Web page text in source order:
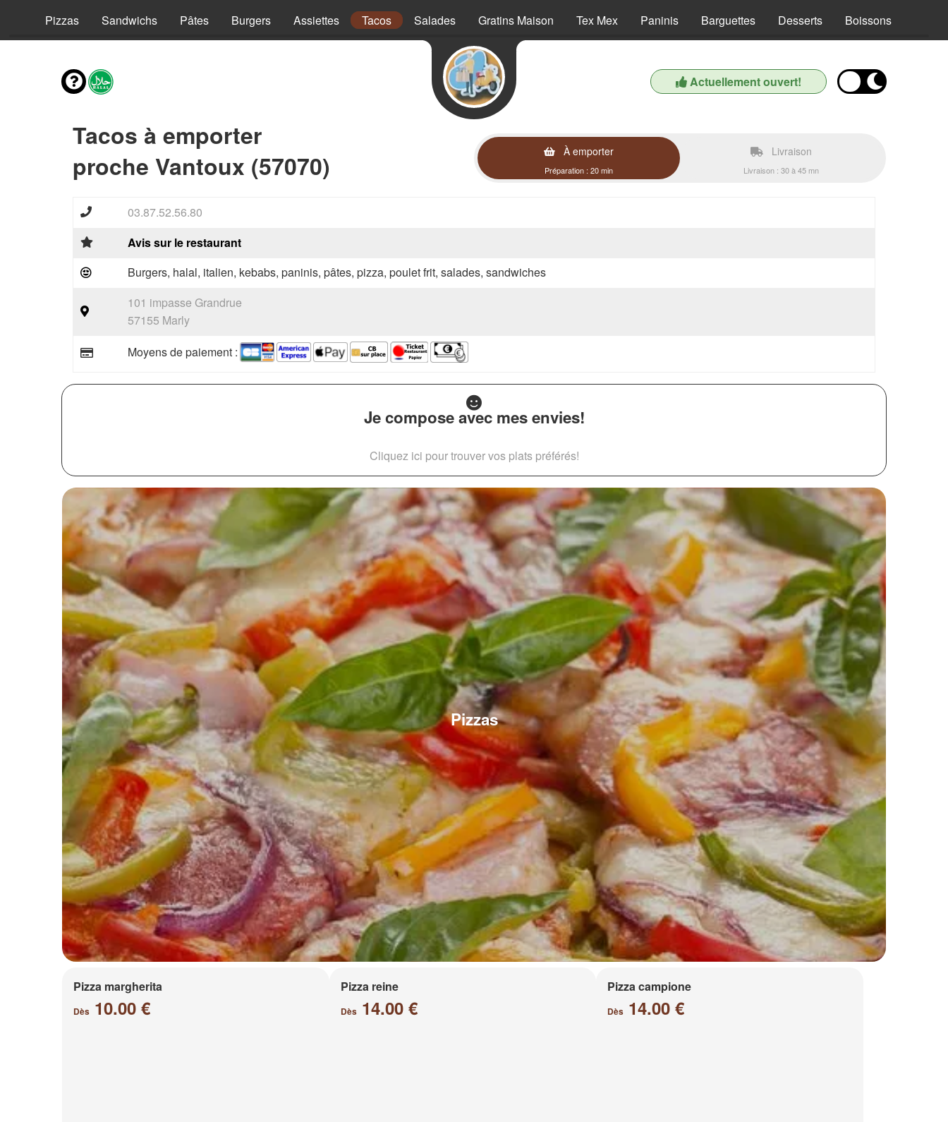
Pizzas Sandwichs Pâtes Burgers Assiettes Tacos Salades Gratins Maison Tex Mex Paninis Barguettes Desserts Boissons
Actuellement ouvert!
Tacos à emporter
proche Vantoux (57070)
À emporter
Préparation : 20 min
Livraison
Livraison : 30 à 45 mn
03.87.52.56.80
Avis sur le restaurant
Burgers, halal, italien, kebabs, paninis, pâtes, pizza, poulet frit, salades, sandwiches
101 impasse Grandrue
57155 Marly
Moyens de paiement :
Je compose avec mes envies!
Cliquez ici pour trouver vos plats préférés!
Pizzas
Pizza margherita
Dès 10.00 €
Pizza reine
Dès14.00 €
Pizza campione
Dès 14.00 €